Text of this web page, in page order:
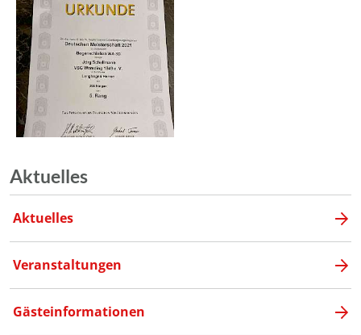
Aktuelles
Aktuelles
Veranstaltungen
Gästeinformationen